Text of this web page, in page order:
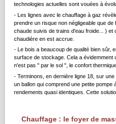
technologies actuelles sont vouées à
- Les lignes avec le chauffage à gaz
prendre un risque non négligeable que
chaude suivis de trains d'eau froide... ) et
chaudière en est accrue.
- Le bois a beaucoup de qualité bien sûr,
surface de stockage. Cela a
n'est pas " par le sol ", le confort
- Terminons, en dernière ligne 18, sur
un ballon qui comprend une petite
rendements quasi identiques. Cette
Chauffage : le foyer de